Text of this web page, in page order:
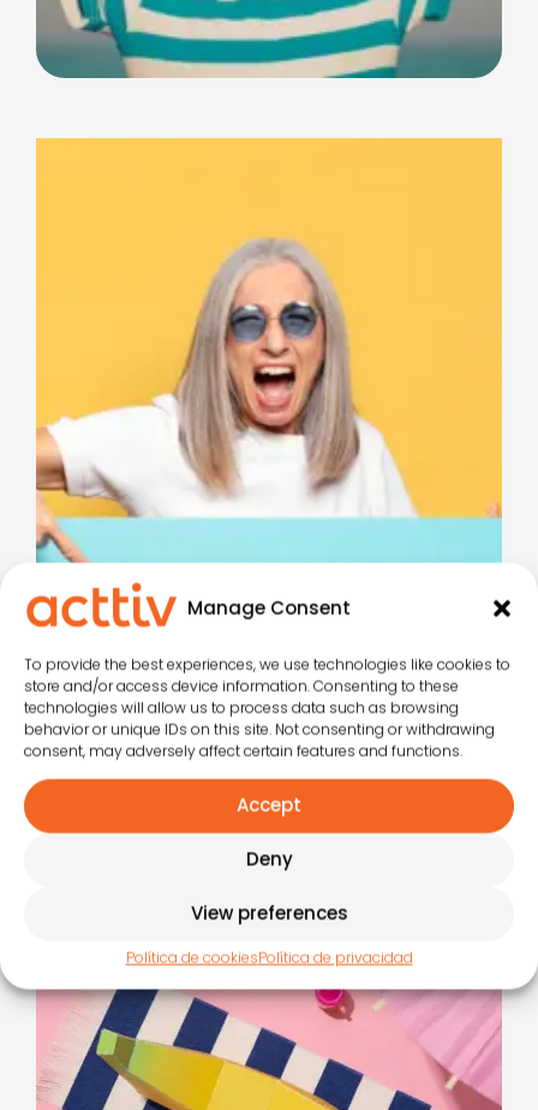
Manage Consent
To provide the best experiences, we use technologies like cookies to
store and/or access device information. Consenting to these
technologies will allow us to process data such as browsing
behavior or unique IDs on this site. Not consenting or withdrawing
consent, may adversely affect certain features and functions.
Accept
Deny
View preferences
Política de cookiesPolítica de privacidad
Crea vacaciones
inolvidables:
momentos a los que
tus huéspedes
deseen volver todo